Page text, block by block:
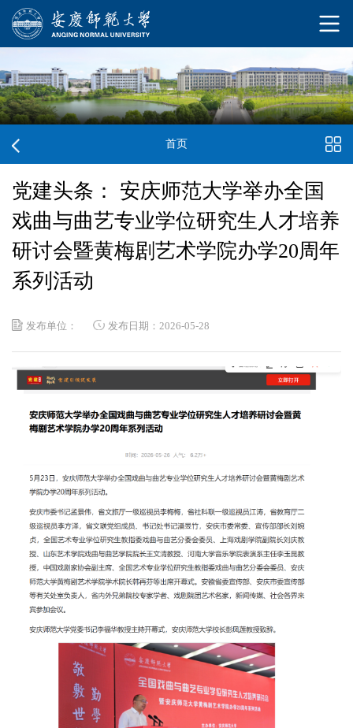
首页
党建头条： 安庆师范大学举办全国
戏曲与曲艺专业学位研究生人才培养
研讨会暨黄梅剧艺术学院办学20周年
系列活动
发布单位： 发布日期：2026-05-28